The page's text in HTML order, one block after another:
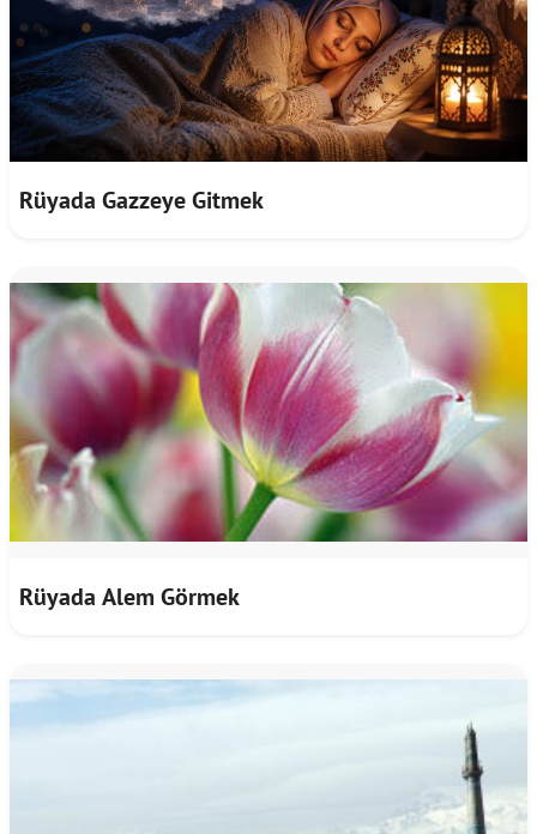
Rüyada Gazzeye Gitmek
Rüyada Alem Görmek